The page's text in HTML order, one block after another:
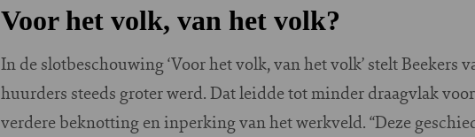
Voor het volk, van het volk?
In de slotbeschouwing ‘Voor het volk, van het volk’ stelt Beekers
huurders steeds groter werd. Dat leidde tot minder draagvlak
verdere beknotting en inperking van het werkveld. “Deze